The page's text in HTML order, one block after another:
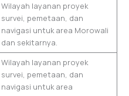
Wilayah layanan proyek
survei, pemetaan, dan
navigasi untuk area Morowali
dan sekitarnya.
Wilayah layanan proyek
survei, pemetaan, dan
navigasi untuk area